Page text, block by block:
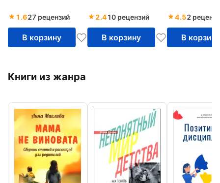
1.627 рецензий
В корзину
2.410 рецензий
В корзину
4.52
В корзину
Книги из жанра